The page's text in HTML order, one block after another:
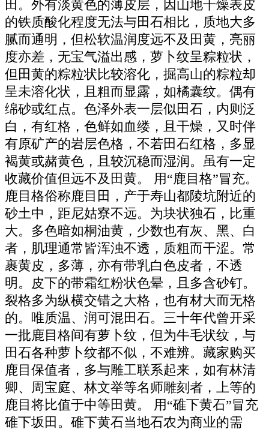
田。外有淡黄色的薄皮层，因山地干燥表皮
的铁质酸化程度无法与田石相比，质地大多
腻而通明，但松软温润度远不及田黄，亮丽
度亦差，无宝气溢出感，萝卜纹呈粽粒状，
但田黄的粽粒状比较溶化，掘高山的粽粒却
呈未溶化状，且粗而显露，如橘囊纹。偶有
绵砂或红点。色泽外表一层似田石，内则泛
白，有红格，色鲜如血缕，且干燥，又时伴
有原矿产的岩层色格，不若田石红格，多显
褐黄或赭黄色，且较沉稳而湿润。虽有一定
收藏价值但远不及田黄。 用“鹿目格”冒充。
鹿目格俗称鹿目田，产于寿山都陵坑附近的
砂土中，距尼姑寮不远。为块状独石，比重
大。多色暗如桐油黄，少数也有灰、黑、白
者，肌理通常皆浑浊不透，质粗而干涩。常
裹黄皮，多薄，亦有带乳白色皮者，不透
明。皮下的带霜红粉状色晕，且多含砂钉。
裂格多为纵横交错之大格，也有材大而无格
的。唯质温、润可混田石。三十年代曾开采
一批鹿目格间有萝卜纹，但为牛毛状纹，与
田石各种萝卜纹都不似，不难辨。藏家购买
鹿目保值者，多与雕工联系起来，如有林清
卿、周宝庭、林文举等名师雕刻者，上等的
鹿目将比值于中等田黄。 用“碓下黄石”冒充
碓下坂田。碓下黄石当地石农为商业的需